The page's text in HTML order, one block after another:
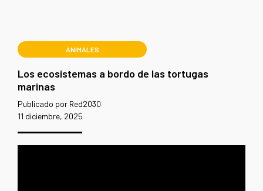
ANIMALES
Los ecosistemas a bordo de las tortugas
marinas
Publicado por Red2030
11 diciembre, 2025